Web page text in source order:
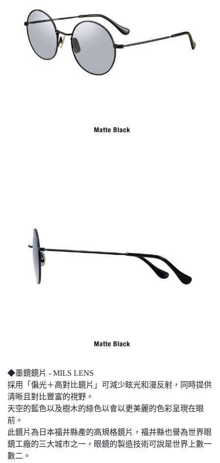
◆墨鏡鏡片 - MILS LENS
採用「偏光＋高對比鏡片」可減少眩光和漫反射，同時提供
清晰且對比豐富的視野。
天空的藍色以及樹木的綠色以會以更美麗的色彩呈現在眼
前。
此鏡片為日本福井縣產的高規格鏡片，福井縣也譽為世界眼
鏡工廠的三大城市之一，眼鏡的製造技術可說是世界上數一
數二。